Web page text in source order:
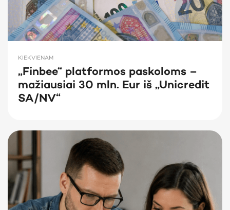
KIEKVIENAM
„Finbee“ platformos paskoloms –
mažiausiai 30 mln. Eur iš „Unicredit
SA/NV“